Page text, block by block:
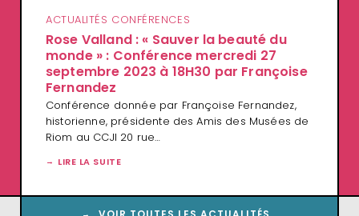
ACTUALITÉS CONFÉRENCES
Rose Valland : « Sauver la beauté du
monde » : Conférence mercredi 27
septembre 2023 à 18H30 par Françoise
Fernandez
Conférence donnée par Françoise Fernandez,
historienne, présidente des Amis des Musées de
Riom au CCJI 20 rue…
LIRE LA SUITE